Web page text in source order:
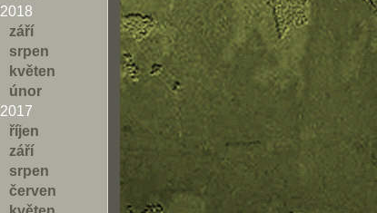
2018
září
srpen
květen
únor
2017
říjen
září
srpen
červen